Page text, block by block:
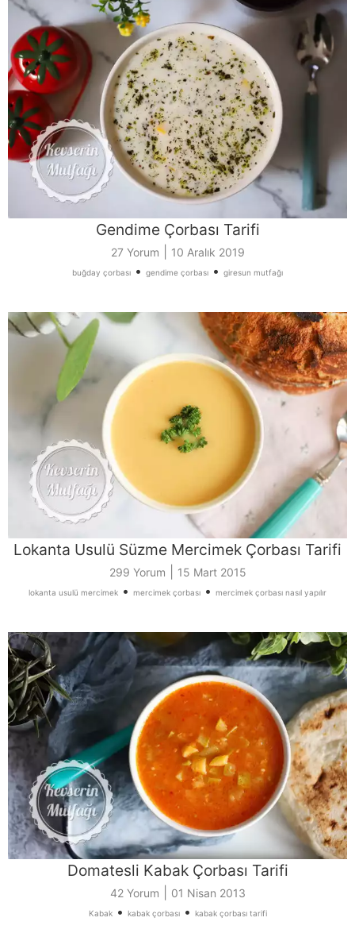
Gendime Çorbası Tarifi
27 Yorum 10 Aralık 2019
buğday çorbası • gendime çorbası • giresun mutfağı
Lokanta Usulü Süzme Mercimek Çorbası Tarifi
299 Yorum 15 Mart 2015
lokanta usulü mercimek • mercimek çorbası • mercimek çorbası nasıl yapılır
Domatesli Kabak Çorbası Tarifi
42 Yorum 01 Nisan 2013
Kabak• kabak çorbası• kabak çorbası tarifi